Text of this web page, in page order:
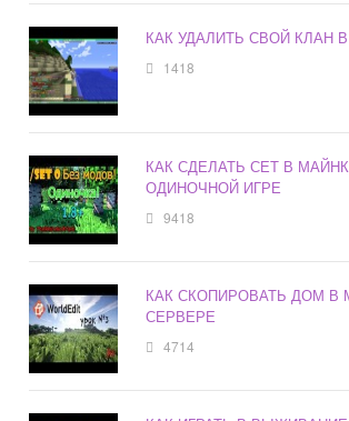
КАК УДАЛИТЬ СВОЙ КЛАН
1418
КАК СДЕЛАТЬ СЕТ В
ОДИНОЧНОЙ ИГРЕ
9418
КАК СКОПИРОВАТЬ ДОМ В
СЕРВЕРЕ
4714